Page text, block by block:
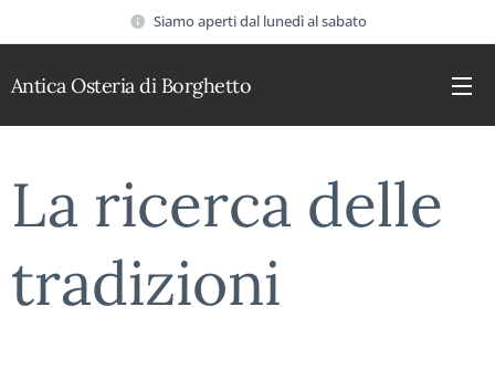
Siamo aperti dal lunedì al sabato
Antica Osteria di Borghetto
La ricerca delle
tradizioni